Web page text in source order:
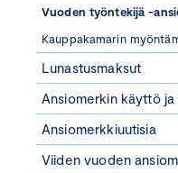
Vuoden työntekijä -
Kauppakamarin
Lunastusmaksut
Ansiomerkin käyttö ja
Ansiomerkkiuutisia
Viiden vuoden